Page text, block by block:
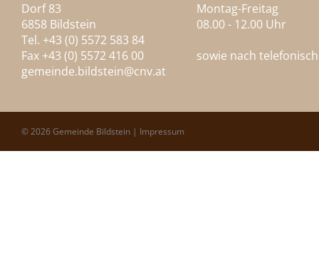
Dorf 83
6858 Bildstein
Tel. +43 (0) 5572 583 84
Fax +43 (0) 5572 416 00
gemeinde.bildstein@cnv.at
Montag-Freitag
08.00 - 12.00 Uhr
sowie nach
© 2026 Gemeinde Bildstein | Impressum